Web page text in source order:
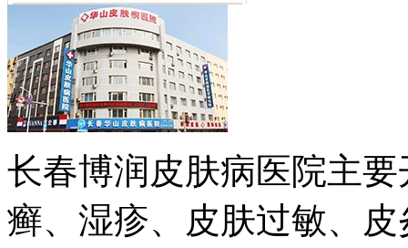
长春博润皮肤病医院主
癣、湿疹、皮肤过敏、